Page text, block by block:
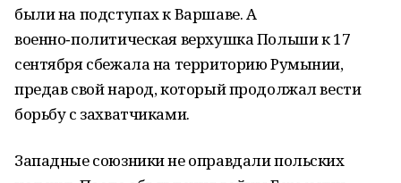
были на подступах к Варшаве. А
военно‑политическая верхушка Польши к 17
сентября сбежала на территорию Румынии,
предав свой народ, который продолжал вести
борьбу с захватчиками.
Западные союзники не оправдали польских